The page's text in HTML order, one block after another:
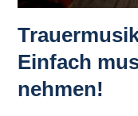
Einfach
nehmen!